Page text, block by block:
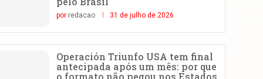
por redacao 31 de julho de 2026
Operación Triunfo USA tem final
antecipada após um mês: por que